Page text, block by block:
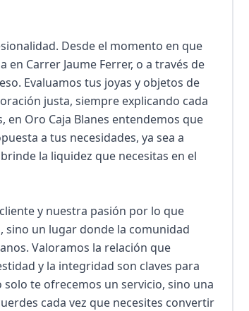
Desde el momento en que
Carrer Jaume Ferrer, o a través de
Evaluamos tus joyas y objetos de
justa, siempre explicando cada
en Oro Caja Blanes entendemos que
a tus necesidades, ya sea a
la liquidez que necesitas en el
y nuestra pasión por lo que
sino un lugar donde la comunidad
Valoramos la relación que
y la integridad son claves para
te ofrecemos un servicio, sino una
cada vez que necesites convertir